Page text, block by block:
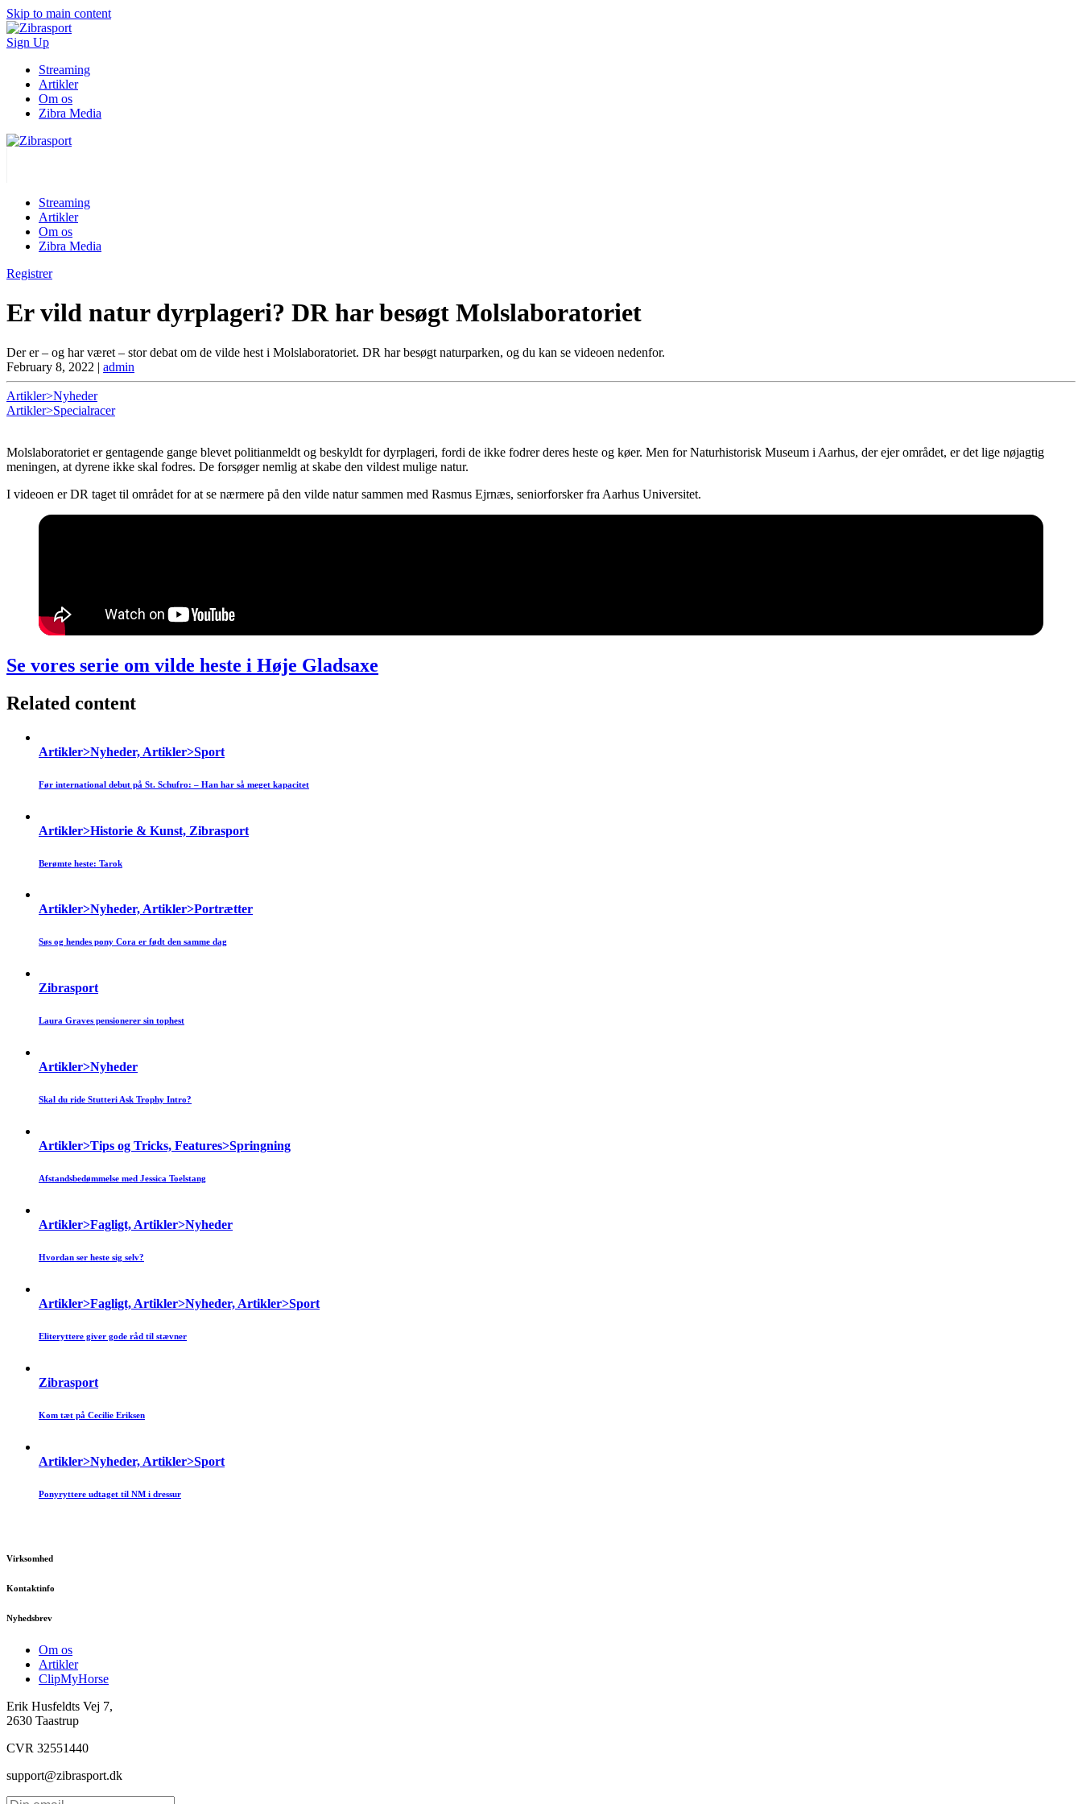
Skip to main content
Sign Up
Streaming
Artikler
Om os
Zibra Media
Streaming
Artikler
Om os
Zibra Media
Registrer
Er vild natur dyrplageri? DR har besøgt Molslaboratoriet
Der er – og har været – stor debat om de vilde hest i Molslaboratoriet. DR har besøgt naturparken, og du kan se videoen nedenfor.
February 8, 2022 | admin
Artikler>Nyheder
Artikler>Specialracer
Molslaboratoriet er gentagende gange blevet politianmeldt og beskyldt for dyrplageri, fordi de ikke fodrer deres heste og køer. Men for Naturhistorisk Museum i Aarhus, der ejer området, er det lige nøjagtig
meningen, at dyrene ikke skal fodres. De forsøger nemlig at skabe den vildest mulige natur.
I videoen er DR taget til området for at se nærmere på den vilde natur sammen med Rasmus Ejrnæs, seniorforsker fra Aarhus Universitet.
Se vores serie om vilde heste i Høje Gladsaxe
Related content
Artikler>Nyheder, Artikler>Sport
Før international debut på St. Schufro: – Han har så meget kapacitet
Artikler>Historie & Kunst, Zibrasport
Berømte heste: Tarok
Artikler>Nyheder, Artikler>Portrætter
Søs og hendes pony Cora er født den samme dag
Zibrasport
Laura Graves pensionerer sin tophest
Artikler>Nyheder
Skal du ride Stutteri Ask Trophy Intro?
Artikler>Tips og Tricks, Features>Springning
Afstandsbedømmelse med Jessica Toelstang
Artikler>Fagligt, Artikler>Nyheder
Hvordan ser heste sig selv?
Artikler>Fagligt, Artikler>Nyheder, Artikler>Sport
Eliteryttere giver gode råd til stævner
Zibrasport
Kom tæt på Cecilie Eriksen
Artikler>Nyheder, Artikler>Sport
Ponyryttere udtaget til NM i dressur
Virksomhed
Kontaktinfo
Nyhedsbrev
Om os
Artikler
ClipMyHorse
Erik Husfeldts Vej 7,
2630 Taastrup
CVR 32551440
support@zibrasport.dk